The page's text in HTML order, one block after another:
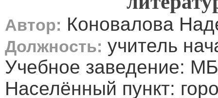
Автор: Коновалова
Должность: учитель
Учебное заведение:
Населённый пункт: